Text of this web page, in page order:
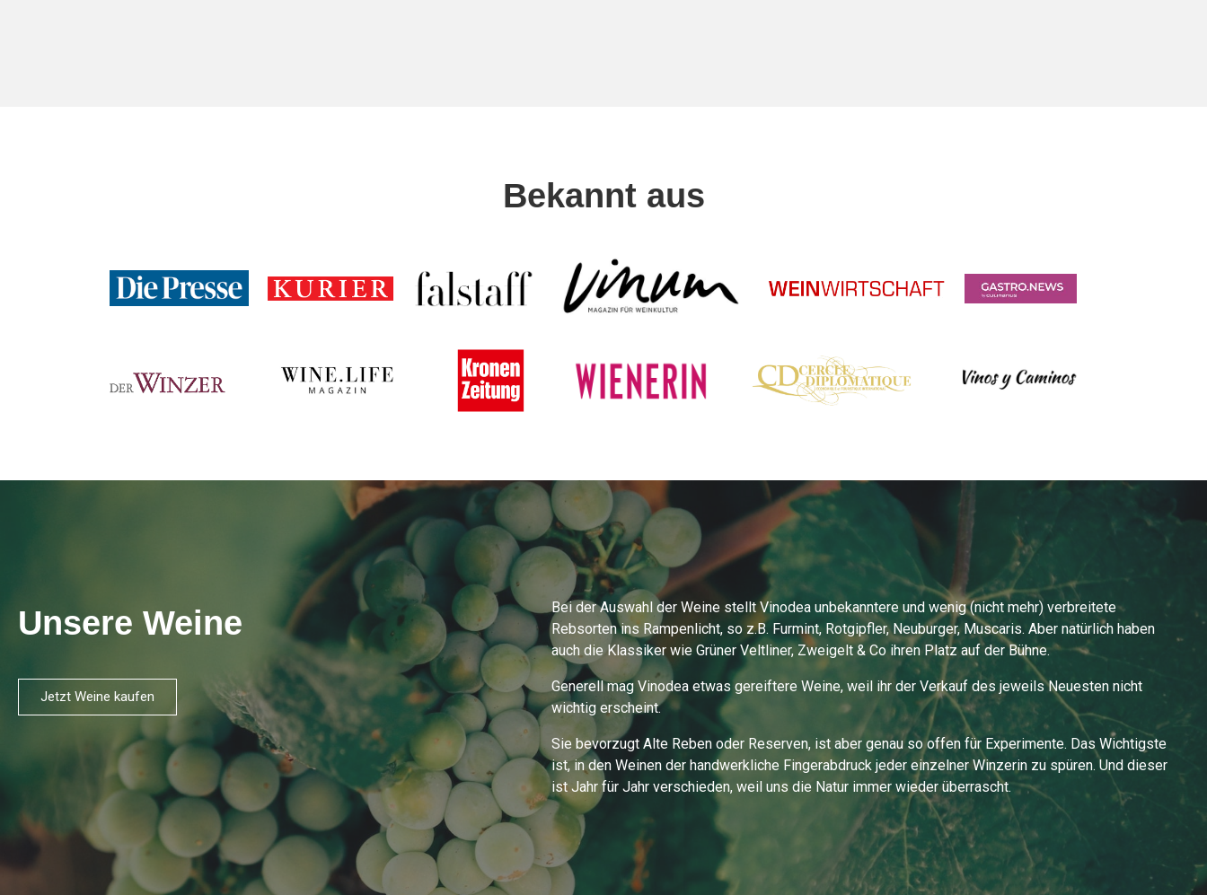
Bekannt aus
Unsere Weine
Jetzt Weine kaufen
Bei der Auswahl der Weine stellt Vinodea unbekanntere und wenig (nicht mehr) verbreitete
Rebsorten ins Rampenlicht, so z.B. Furmint, Rotgipfler, Neuburger, Muscaris. Aber natürlich haben
auch die Klassiker wie Grüner Veltliner, Zweigelt & Co ihren Platz auf der Bühne.
Generell mag Vinodea etwas gereiftere Weine, weil ihr der Verkauf des jeweils Neuesten nicht
wichtig erscheint.
Sie bevorzugt Alte Reben oder Reserven, ist aber genau so offen für Experimente. Das Wichtigste
ist, in den Weinen der handwerkliche Fingerabdruck jeder einzelner Winzerin zu spüren. Und dieser
ist Jahr für Jahr verschieden, weil uns die Natur immer wieder überrascht.